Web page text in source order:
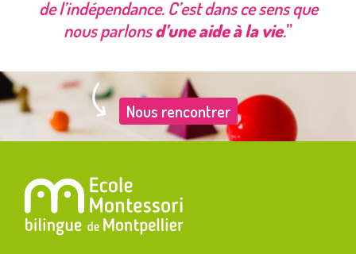
de l’indépendance. C’est dans ce sens que
nous parlonsd’une aide à la vie.”
Nous rencontrer